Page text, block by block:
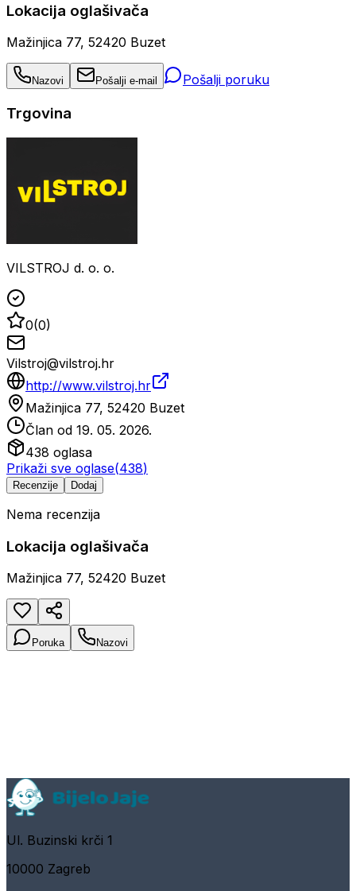
Lokacija oglašivača
Mažinjica 77, 52420 Buzet
Nazovi Pošalji e-mail Pošalji poruku
Trgovina
VILSTROJ d. o. o.
0(0)
Vilstroj@vilstroj.hr
http://www.vilstroj.hr
Mažinjica 77, 52420 Buzet
Član od 19. 05. 2026.
438 oglasa
Prikaži sve oglase(438)
Recenzije Dodaj
Nema recenzija
Lokacija oglašivača
Mažinjica 77, 52420 Buzet
Poruka Nazovi
Ul. Buzinski krči 1
10000 Zagreb